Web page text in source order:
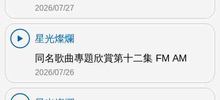
2026/07/27
星光燦爛
同名歌曲專題欣賞第十二集 FM AM
2026/07/26